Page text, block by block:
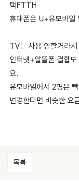
택FTTH
휴대폰은 U+유모바일
TV는 사용 안할거라
인터넷+알뜰폰 결합
요.
유모바일에서 2명은
변경한다면 비슷한 요
목록